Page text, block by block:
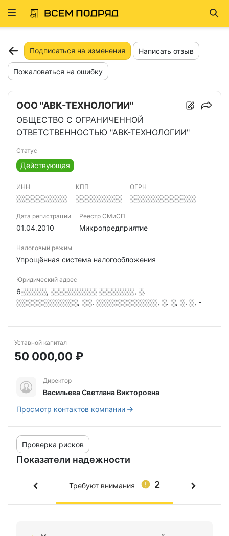
Развернуть
Подписаться на изменения Написать отзыв
Пожаловаться на ошибку
ООО "АВК-ТЕХНОЛОГИИ"
ОБЩЕСТВО С ОГРАНИЧЕННОЙ
ОТВЕТСТВЕННОСТЬЮ "АВК-ТЕХНОЛОГИИ"
Статус
Действующая
ИНН
░░░░░░░░░░
КПП
░░░░░░░░░
ОГРН
░░░░░░░░░░░░░
Дата регистрации
01.04.2010
Реестр СМиСП
Микропредприятие
Налоговый режим
Упрощённая система налогообложения
Юридический адрес
6░░░░░, ░░░░░░░░░ ░░░░░░░, ░.
░░░░░░░░░░░░, ░░. ░░░░░░░░░░░░, ░. ░, ░. ░, -
Уставной капитал
50 000,00 ₽
Директор
Васильева Светлана Викторовна
Просмотр контактов компании
Показатели надежности
Проверка рисков
2
Требуют внимания